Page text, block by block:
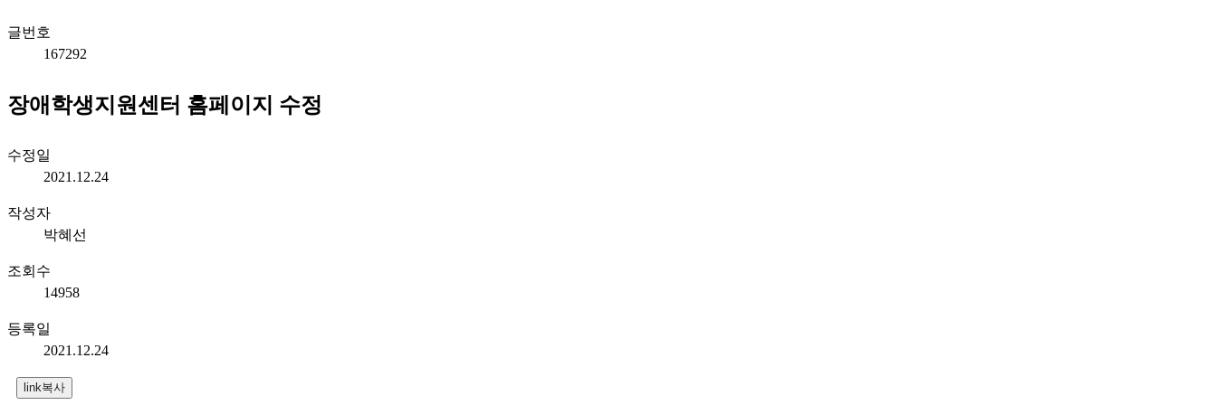
글번호
167292
장애학생지원센터 홈페이지 수정
수정일
2021.12.24
작성자
박혜선
조회수
14958
등록일
2021.12.24